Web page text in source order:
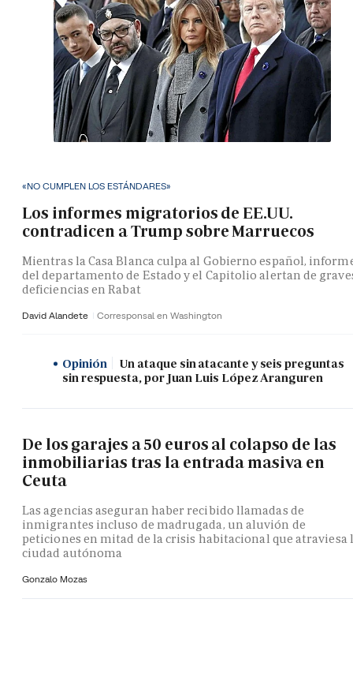
«NO CUMPLEN LOS ESTÁNDARES»
Los informes migratorios de EE.UU.
contradicen a Trump sobre Marruecos
Mientras la Casa Blanca culpa al Gobierno español,
del departamento de Estado y el Capitolio alertan de
deficiencias en Rabat
David Alandete Corresponsal en Washington
Opinión
Un ataque sin atacante y seis preguntas
sin respuesta, por Juan Luis López Aranguren
De los garajes a 50 euros al colapso de las
inmobiliarias tras la entrada masiva en
Ceuta
Las agencias aseguran haber recibido llamadas de
inmigrantes incluso de madrugada, un aluvión de
peticiones en mitad de la crisis habitacional que atraviesa
ciudad autónoma
Gonzalo Mozas